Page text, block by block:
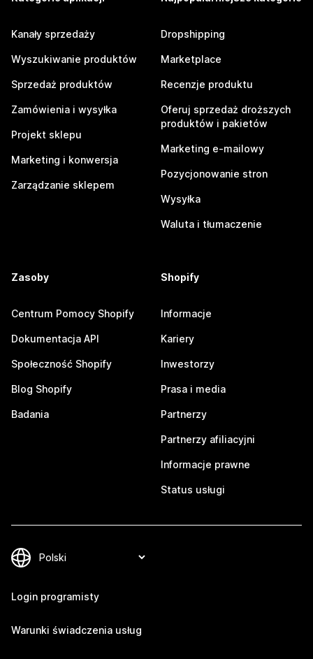
Kanały sprzedaży
Wyszukiwanie produktów
Sprzedaż produktów
Zamówienia i wysyłka
Projekt sklepu
Marketing i konwersja
Zarządzanie sklepem
Dropshipping
Marketplace
Recenzje produktu
Oferuj sprzedaż droższych
produktów i pakietów
Marketing e-mailowy
Pozycjonowanie stron
Wysyłka
Waluta i tłumaczenie
Zasoby
Centrum Pomocy Shopify
Dokumentacja API
Społeczność Shopify
Blog Shopify
Badania
Shopify
Informacje
Kariery
Inwestorzy
Prasa i media
Partnerzy
Partnerzy afiliacyjni
Informacje prawne
Status usługi
Login programisty
Warunki świadczenia usług